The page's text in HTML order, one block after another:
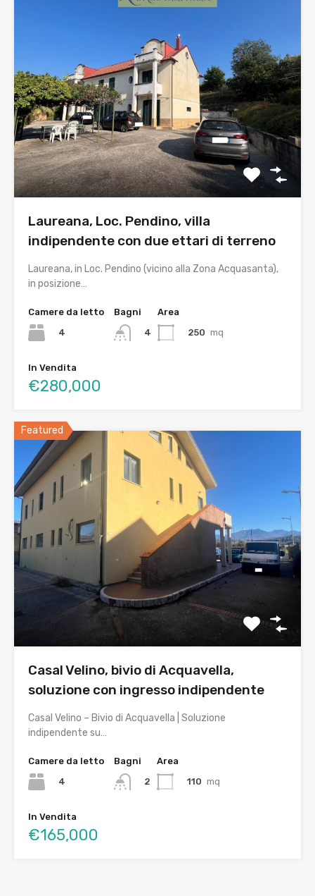
Laureana, Loc. Pendino, villa
indipendente con due ettari di terreno
Laureana, in Loc. Pendino (vicino alla Zona Acquasanta),
in posizione…
Camere da letto
4
Bagni
4
Area
250 mq
In Vendita
€280,000
Featured
Casal Velino, bivio di Acquavella,
soluzione con ingresso indipendente
Casal Velino – Bivio di Acquavella | Soluzione
indipendente su…
Camere da letto
4
Bagni
2
Area
110 mq
In Vendita
€165,000